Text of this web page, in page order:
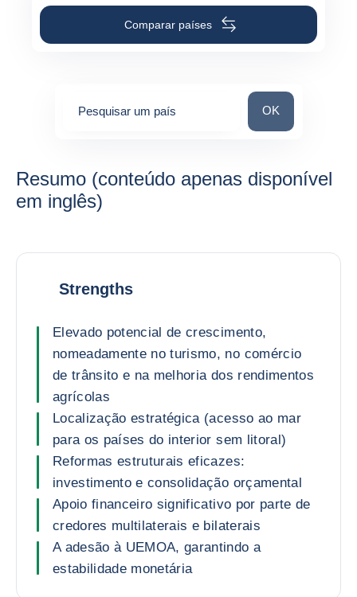
Comparar países
Pesquisar um país Pesquisar um
OK
Resumo (conteúdo apenas disponível
em inglês)
Strengths
Elevado potencial de crescimento,
nomeadamente no turismo, no comércio
de trânsito e na melhoria dos rendimentos
agrícolas
Localização estratégica (acesso ao mar
para os países do interior sem litoral)
Reformas estruturais eficazes:
investimento e consolidação orçamental
Apoio financeiro significativo por parte de
credores multilaterais e bilaterais
A adesão à UEMOA, garantindo a
estabilidade monetária